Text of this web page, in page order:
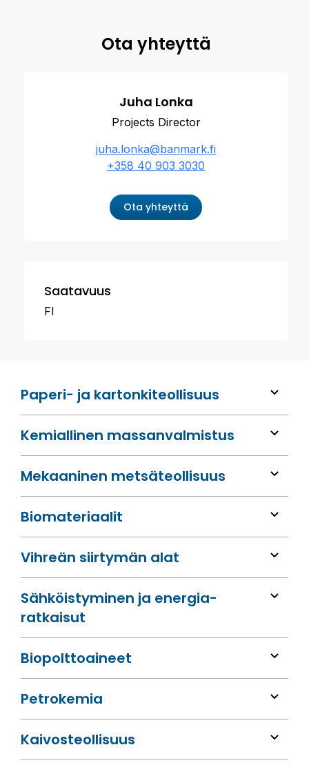
Paperi- ja kartonkiteollisuus
Kemiallinen massan­valmistus
Mekaaninen metsä­teollisuus
Bio­materiaalit
Vihreän siirtymän alat
Sähköis­tyminen ja energia­
ratkaisut
Bio­polttoaineet
Petrokemia
Kaivos­teollisuus
Ota yhteyttä
Juha Lonka
Projects Director
juha.lonka@banmark.fi
+358 40 903 3030
Ota yhteyttä
Saatavuus
FI